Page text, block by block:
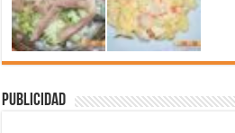
Publicidad